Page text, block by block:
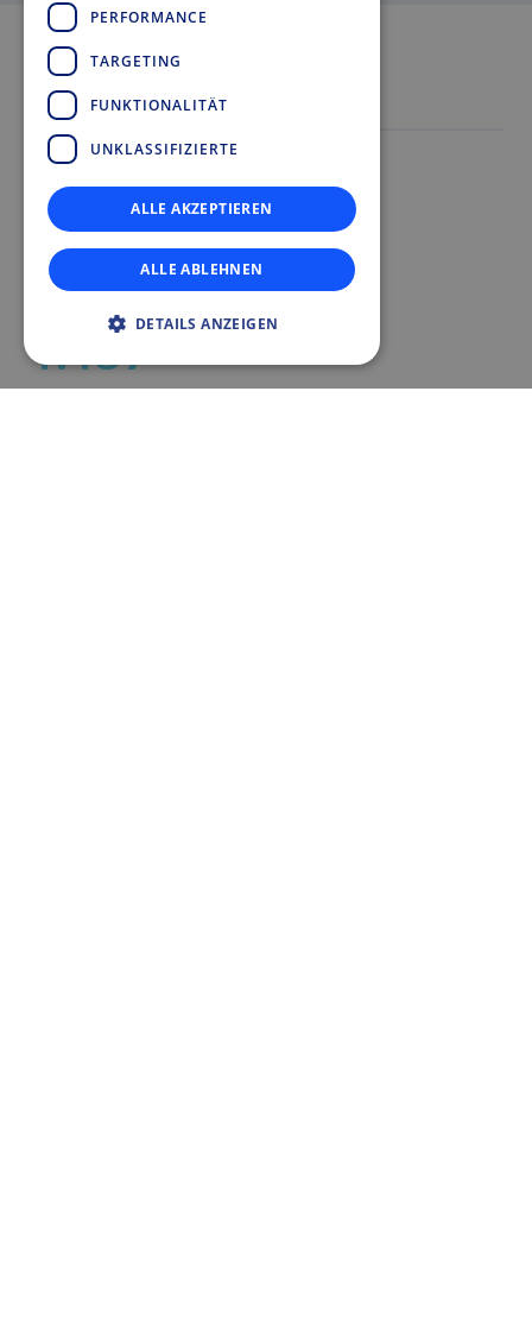
DATEN & FAKTEN
15.700
Anlagen weltweit
1.197
PERFORMANCE
TARGETING
FUNKTIONALITÄT
UNKLASSIFIZIERTE
ALLE AKZEPTIEREN
ALLE ABLEHNEN
DETAILS ANZEIGEN